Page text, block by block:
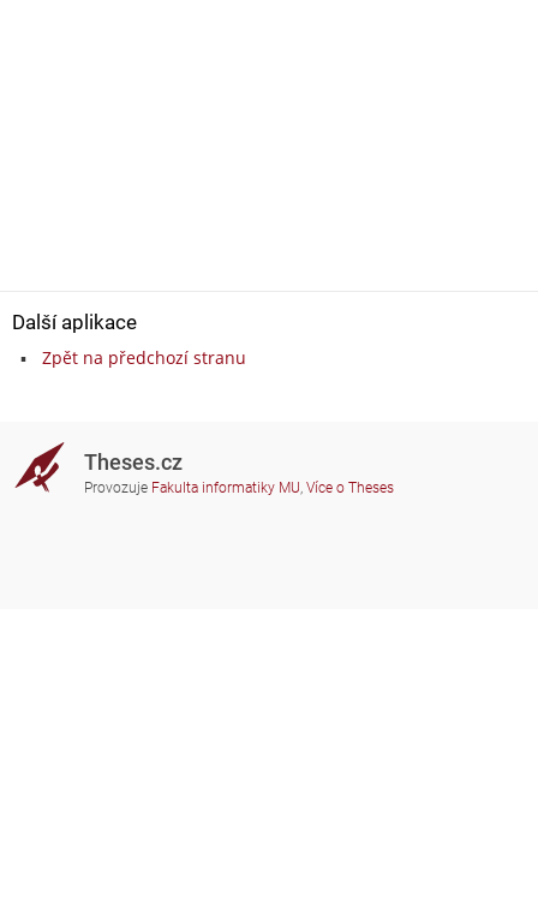
Další aplikace
Zpět na předchozí stranu
Theses.cz
Provozuje Fakulta informatiky MU, Více o Theses